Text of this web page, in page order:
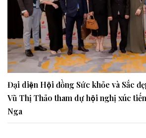
Đại diện Hội đồng Sức khỏe và Sắc
Vũ Thị Thảo tham dự hội nghị xúc
Nga